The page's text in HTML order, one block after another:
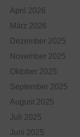
April 2026
März 2026
Dezember 2025
November 2025
Oktober 2025
September 2025
August 2025
Juli 2025
Juni 2025